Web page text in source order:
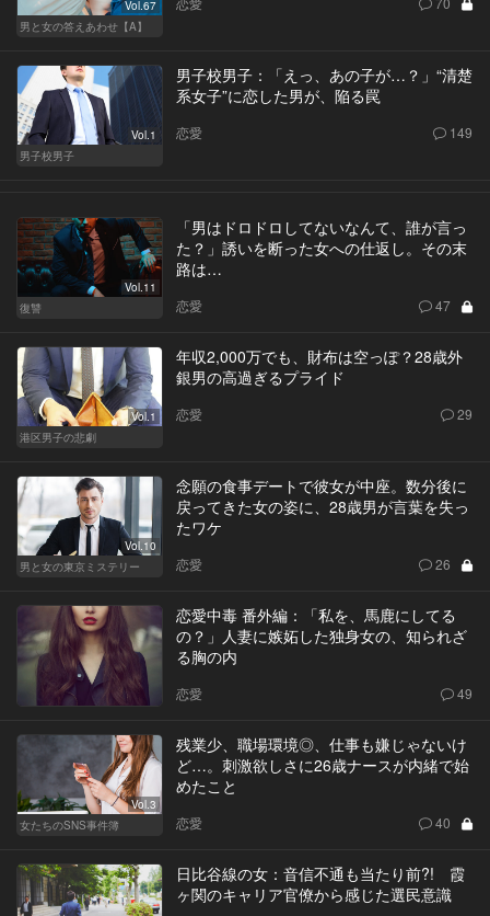
Vol.67
男と女の答えあわせ【A】
Vol.1
男子校男子
男子校男子：「えっ、あの子が…？」“清楚
系女子”に恋した男が、陥る罠
恋愛 149
Vol.11
復讐
「男はドロドロしてないなんて、誰が言っ
た？」誘いを断った女への仕返し。その末
路は…
恋愛 47
Vol.1
港区男子の悲劇
年収2,000万でも、財布は空っぽ？28歳外
銀男の高過ぎるプライド
恋愛 29
Vol.10
男と女の東京ミステリー
念願の食事デートで彼女が中座。数分後に
戻ってきた女の姿に、28歳男が言葉を失っ
たワケ
恋愛 26
恋愛中毒 番外編：「私を、馬鹿にしてる
の？」人妻に嫉妬した独身女の、知られざ
る胸の内
恋愛 49
Vol.3
女たちのSNS事件簿
残業少、職場環境◎、仕事も嫌じゃないけ
ど…。刺激欲しさに26歳ナースが内緒で始
めたこと
恋愛 40
日比谷線の女：音信不通も当たり前?! 霞
ヶ関のキャリア官僚から感じた選民意識